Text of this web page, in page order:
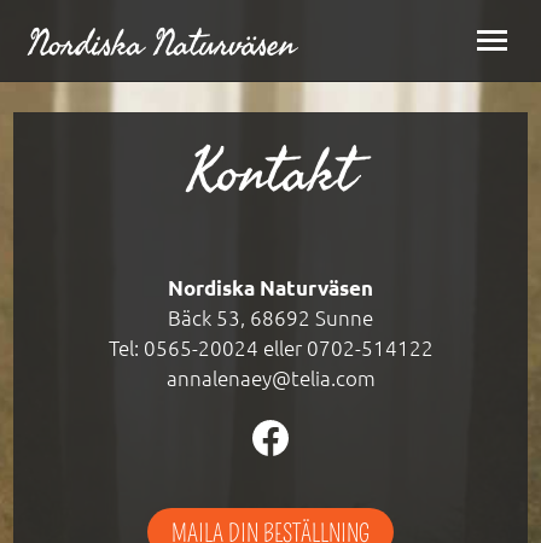
Nordiska Naturväsen
Kontakt
Nordiska Naturväsen
Bäck 53, 68692 Sunne
Tel: 0565-20024 eller 0702-514122
annalenaey@telia.com
MAILA DIN BESTÄLLNING